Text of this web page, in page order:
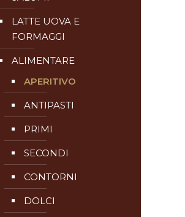
LATTE UOVA E
FORMAGGI
ALIMENTARE
APERITIVO
ANTIPASTI
PRIMI
SECONDI
CONTORNI
DOLCI